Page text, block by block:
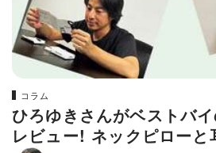
コラム
ひろゆきさんがベストバ
レビュー! ネックピローと